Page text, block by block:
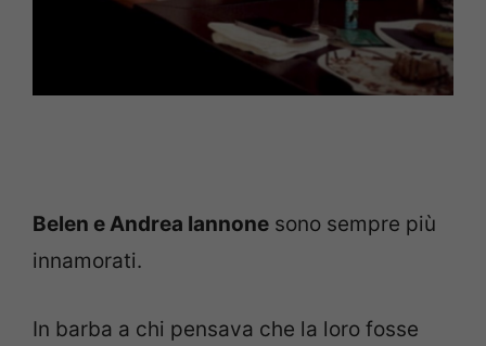
Belen e Andrea Iannone sono sempre più
innamorati.
In barba a chi pensava che la loro fosse